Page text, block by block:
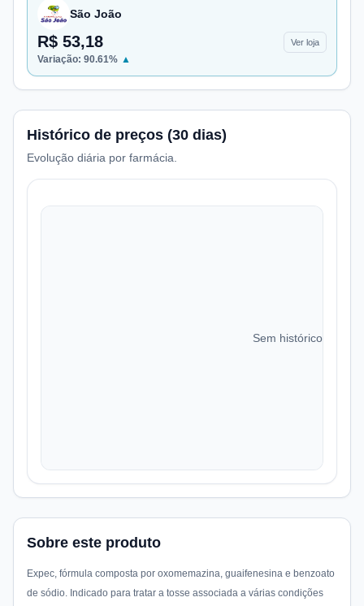
São João
R$ 53,18 Ver loja
Variação: 90.61% ▲
Histórico de preços (30 dias)
Evolução diária por farmácia.
Sem histórico de
Sobre este produto
Expec, fórmula composta por oxomemazina, guaifenesina e benzoato
de sódio. Indicado para tratar a tosse associada a várias condições